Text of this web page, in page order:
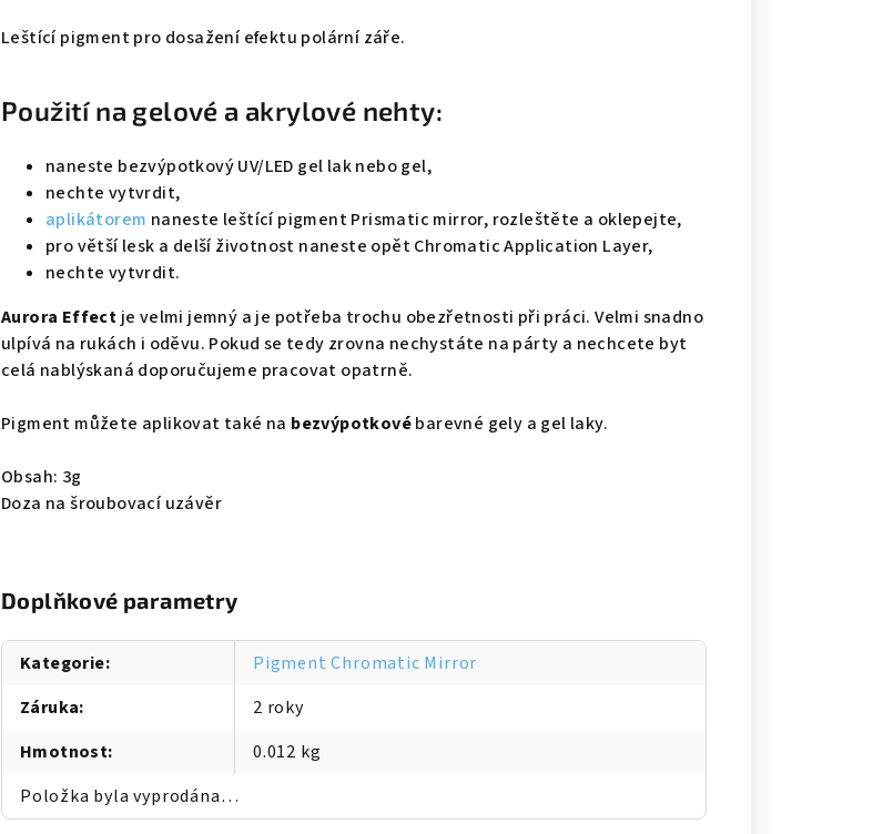
Leštící pigment pro dosažení efektu polární záře.
Použití na gelové a akrylové nehty:
naneste bezvýpotkový UV/LED gel lak nebo gel,
nechte vytvrdit,
aplikátorem naneste leštící pigment Prismatic mirror, rozleštěte a oklepejte,
pro větší lesk a delší životnost naneste opět Chromatic Application Layer,
nechte vytvrdit.
Aurora Effect je velmi jemný a je potřeba trochu obezřetnosti při práci. Velmi snadno
ulpívá na rukách i oděvu. Pokud se tedy zrovna nechystáte na párty a nechcete byt
celá nablýskaná doporučujeme pracovat opatrně.
Pigment můžete aplikovat také na bezvýpotkovébarevné gely a gel laky.
Obsah: 3g
Doza na šroubovací uzávěr
Doplňkové parametry
Kategorie:
Pigment Chromatic Mirror
Záruka:
2 roky
Hmotnost:
0.012 kg
Položka byla vyprodána…